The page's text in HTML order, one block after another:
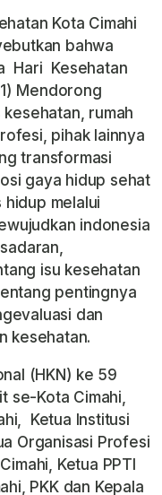
Kota Cimahi
bahwa
Hari Kesehatan
Mendorong
rumah
pihak lainnya
transformasi
gaya hidup sehat
melalui
indonesia
isu kesehatan
pentingnya
dan
kesehatan.
(HKN) ke 59
se-Kota Cimahi,
Ketua Institusi
Organisasi Profesi
Ketua PPTI
PKK dan Kepala